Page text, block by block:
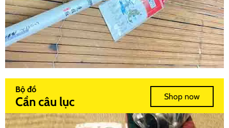
Bộ đồ
Cần câu lục Shop now